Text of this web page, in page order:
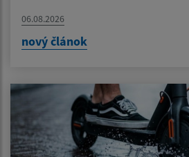
06.08.2026
nový článok